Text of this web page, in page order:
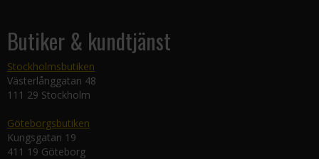
Butiker & kundtjänst
Stockholmsbutiken
Västerlånggatan 48
111 29 Stockholm
Göteborgsbutiken
Kungsgatan 19
411 19 Göteborg